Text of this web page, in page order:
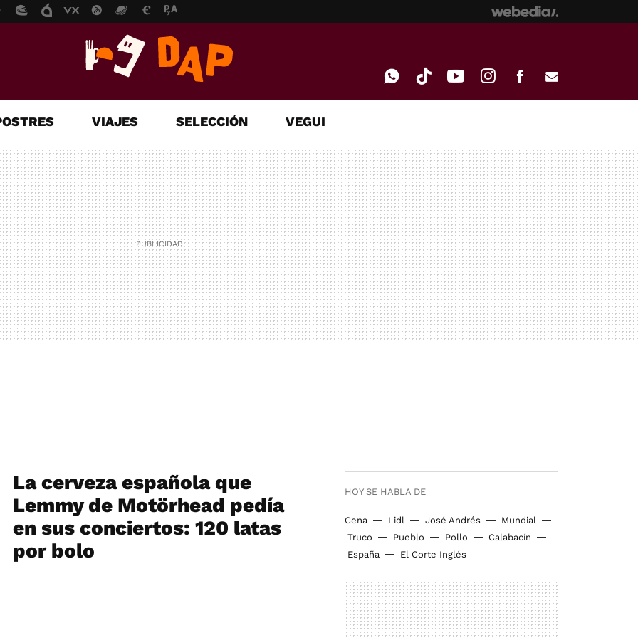
MAIL
VIAJES SELECCIÓN VEGUI
HOY SE HABLA DE
Cena Lidl José Andrés
Mundial
Truco
Pueblo Pollo
Calabacín
España
El Corte Inglés
La cerveza española que
Lemmy de Motörhead pedía
en sus conciertos: 120 latas
por bolo